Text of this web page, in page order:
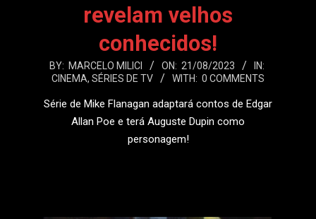
revelam velhos
conhecidos!
2023-
08-
21
BY: MARCELO MILICI ON: 21/08/2023
IN:
CINEMA, SÉRIES DE TV WITH: 0 COMMENTS
Série de Mike Flanagan adaptará contos de Edgar
Allan Poe e terá Auguste Dupin como
personagem!